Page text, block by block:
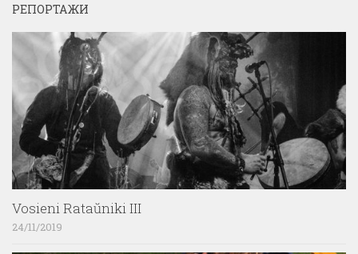
РЕПОРТАЖИ
Vosieni Rataŭniki III
24/11/2019